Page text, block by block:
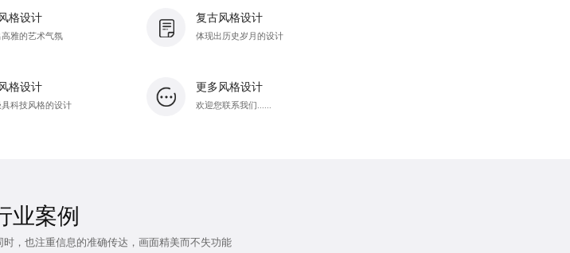
格设计
雅的艺术气氛
复古风格设计
体现出历史岁月的设计
格设计
科技风格的设计
更多风格设计
欢迎您联系我们......
业案例
，也注重信息的准确传达，画面精美而不失功能